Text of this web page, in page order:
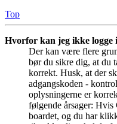
Top
Hvorfor kan jeg ikke logge
Der kan være flere
bør du sikre dig, at du
korrekt. Husk, at der
adgangskoden -
oplysningerne er
følgende årsager: Hvis
boardet, og du har